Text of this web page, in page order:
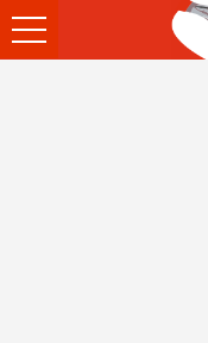
Ouvrir
le